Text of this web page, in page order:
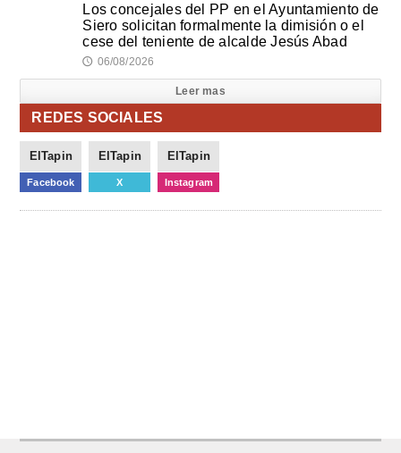
Los concejales del PP en el Ayuntamiento de
Siero solicitan formalmente la dimisión o el
cese del teniente de alcalde Jesús Abad
🕔 06/08/2026
Leer mas
REDES SOCIALES
ElTapin
Facebook
ElTapin
X
ElTapin
Instagram